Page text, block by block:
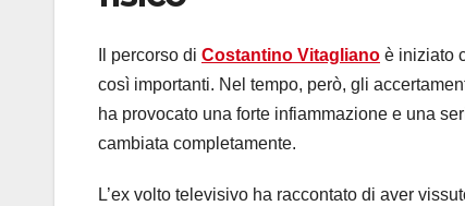
Il percorso di Costantino Vitagliano è iniziato
così importanti. Nel tempo, però, gli
ha provocato una forte infiammazione e una
cambiata completamente.
L’ex volto televisivo ha raccontato di aver